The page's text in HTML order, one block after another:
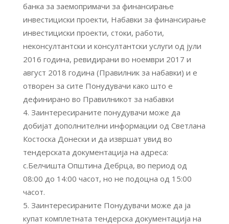
банка за заемопримачи за финансирање
инвестициски проекти, Набавки за финансирање
инвестициски проекти, стоки, работи,
неконсултантски и консултантски услуги од јули
2016 година, ревидирани во ноември 2017 и
август 2018 година (Правилник за набавки) и е
отворен за сите Понудувачи како што е
дефинирано во Правилникот за набавки
Заинтересираните понудувачи може да
добијат дополнителни информации од Светлана
Костоска Донески и да извршат увид во
тендерската документација на адреса:
с.Белчишта Општина Дебрца, во период од
08:00 до 14:00 часот, но не подоцна од 15:00
часот.
Заинтересираните Понудувачи може да ја
купат комплетната тендерска документација на